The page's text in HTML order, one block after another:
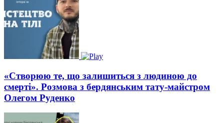
«Створюю те, що залишиться з людиною до
смерті». Розмова з бердянським тату-майстром
Олегом Руденко